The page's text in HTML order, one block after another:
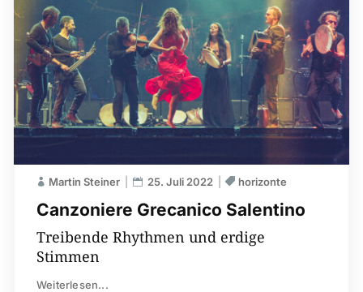
Canzoniere Grecanico Salentino
Martin Steiner 25. Juli 2022 horizonte
Treibende Rhythmen und erdige
Stimmen
Weiterlesen...